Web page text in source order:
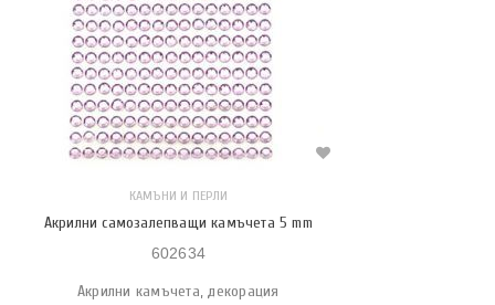
КАМЪНИ И ПЕРЛИ
Акрилни самозалепващи камъчета 5 mm
602634
Акрилни камъчета, декорация